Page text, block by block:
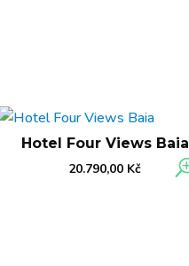
Hotel Four Views Baia
20.790,00 Kč